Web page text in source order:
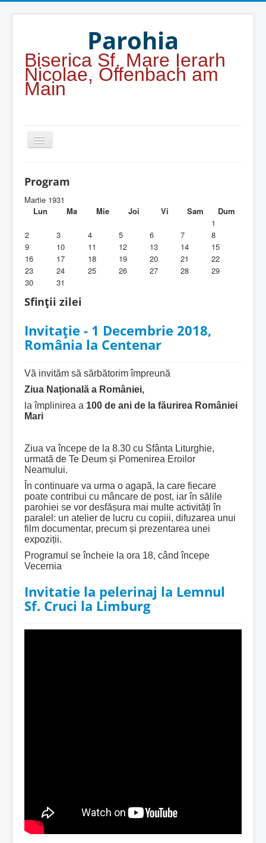
Parohia
Biserica Sf. Mare Ierarh
Nicolae, Offenbach am
Main
Duhovnicesti
Servicii religioase
Alte legaturi
Biblioteca Parohiei
Foaia Parohiei
Activitati copii si tineri
Program
Martie 1931
Lun
Ma Mie Joi Vi Sam
Dum
1
2
3 4 5 6 7
8
9
10 11 12 13 14
15
16
17 18 19 20 21
22
23
24 25 26 27 28
29
30
31
Sfinții zilei
Invitație - 1 Decembrie 2018,
România la Centenar
Vă invităm să sărbătorim împreună
Ziua Națională a României,
la împlinirea a 100 de ani de la făurirea României
Mari
Ziua va începe de la 8.30 cu Sfânta Liturghie,
urmată de Te Deum și Pomenirea Eroilor
Neamului.
În continuare va urma o agapă, la care fiecare
poate contribui cu mâncare de post, iar în sălile
parohiei se vor desfășura mai multe activități în
paralel: un atelier de lucru cu copiii, difuzarea unui
film documentar, precum și prezentarea unei
expoziții.
Programul se încheie la ora 18, când începe
Vecernia
Invitatie la pelerinaj la Lemnul
Sf. Cruci la Limburg